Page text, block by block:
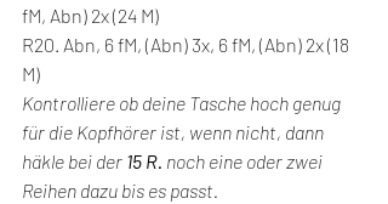
fM, Abn) 2x (24 M)
R20. Abn, 6 fM, (Abn) 3x, 6 fM, (Abn) 2x (18
M)
Kontrolliere ob deine Tasche hoch genug
für die Kopfhörer ist, wenn nicht, dann
häkle bei der 15 R. noch eine oder zwei
Reihen dazu bis es passt.